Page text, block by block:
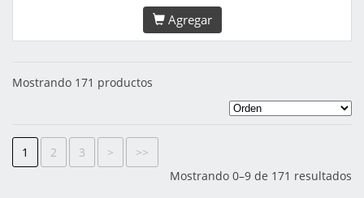
Agregar
Mostrando 171 productos
1 2 3 >
>>
Mostrando 0–9 de 171 resultados